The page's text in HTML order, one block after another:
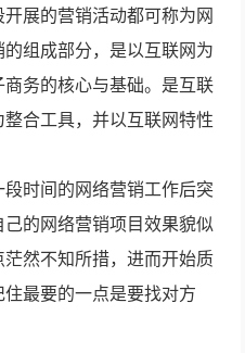
展的营销活动都可称为网
组成部分，是以互联网为
务的核心与基础。是互联
合工具，并以互联网特性
时间的网络营销工作后突
的网络营销项目效果貌似
然不知所措，进而开始质
最要的一点是要找对方